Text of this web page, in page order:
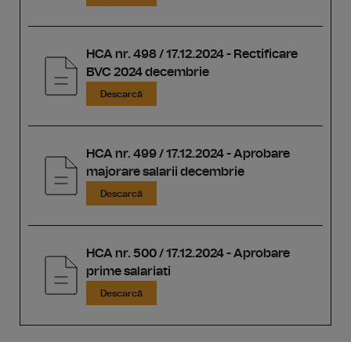
HCA nr. 498 / 17.12.2024 - Rectificare
BVC 2024 decembrie
Descarcă
HCA nr. 499 / 17.12.2024 - Aprobare
majorare salarii decembrie
Descarcă
HCA nr. 500 / 17.12.2024 - Aprobare
prime salariati
Descarcă